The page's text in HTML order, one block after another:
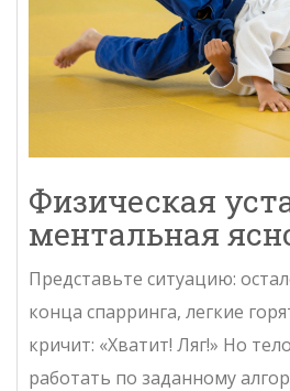
Физическая
ментальная
Представьте ситуацию:
конца спарринга, легкие
кричит: «Хватит! Ляг!» Но
работать по заданному